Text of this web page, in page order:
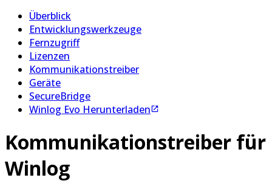
Überblick
Entwicklungswerkzeuge
Fernzugriff
Lizenzen
Kommunikationstreiber
Geräte
SecureBridge
Winlog Evo Herunterladen
Kommunikationstreiber für
Winlog